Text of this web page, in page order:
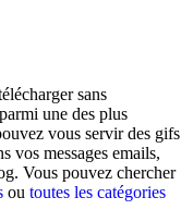
sans
une des plus
vous servir des gifs
vos messages emails,
Vous pouvez chercher
ou toutes les catégories